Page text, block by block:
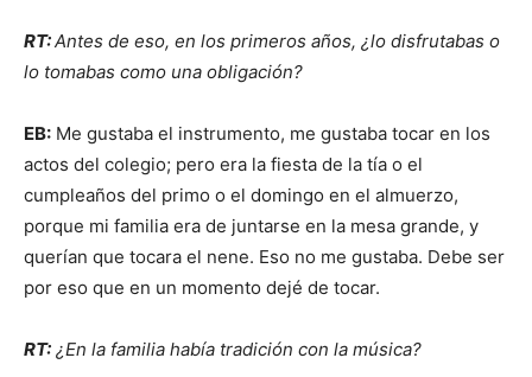
RT:Antes de eso, en los primeros años, ¿lo disfrutabas o
lo tomabas como una obligación?
EB: Me gustaba el instrumento, me gustaba tocar en los
actos del colegio; pero era la fiesta de la tía o el
cumpleaños del primo o el domingo en el almuerzo,
porque mi familia era de juntarse en la mesa grande, y
querían que tocara el nene. Eso no me gustaba. Debe ser
por eso que en un momento dejé de tocar.
RT: ¿En la familia había tradición con la música?